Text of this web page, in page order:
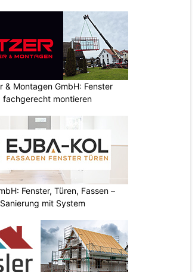
& Montagen GmbH: Fenster
fachgerecht montieren
Fenster, Türen, Fassen –
mit System